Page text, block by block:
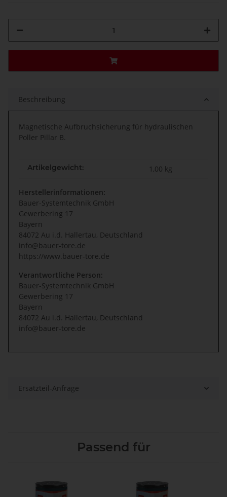
Beschreibung
Magnetische Aufbruchsicherung für hydraulischen
Poller Pillar B.
Artikelgewicht: 1,00 kg
Herstellerinformationen:
Bauer-Systemtechnik GmbH
Gewerbering 17
Bayern
84072 Au i.d. Hallertau, Deutschland
info@bauer-tore.de
https://www.bauer-tore.de
Verantwortliche Person:
Bauer-Systemtechnik GmbH
Gewerbering 17
Bayern
84072 Au i.d. Hallertau, Deutschland
info@bauer-tore.de
Ersatzteil-Anfrage
Passend für